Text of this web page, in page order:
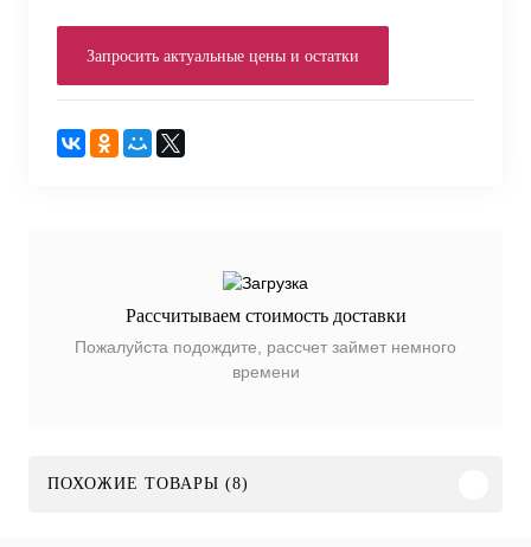
Запросить актуальные цены и остатки
Рассчитываем стоимость доставки
Пожалуйста подождите, рассчет займет немного
времени
ПОХОЖИЕ ТОВАРЫ (8)